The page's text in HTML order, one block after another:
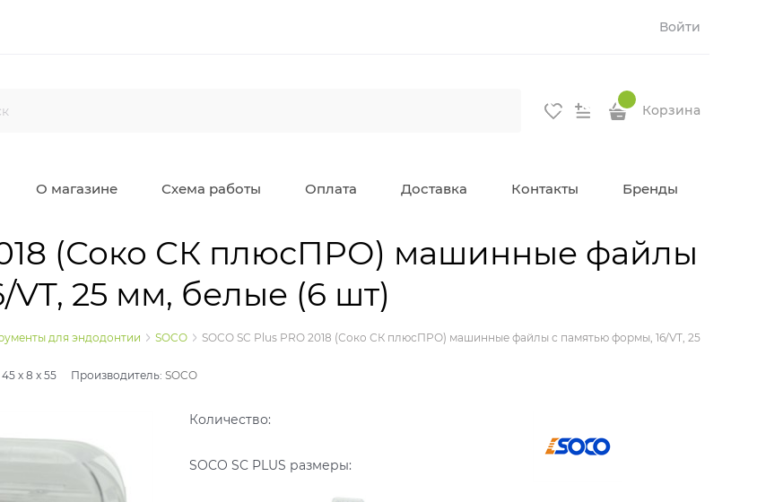
Войти
Корзина
О магазине Схема работы Оплата Доставка Контакты Бренды
(Соко СК плюсПРО) машинные файлы
25 мм, белые (6 шт)
для эндодонтии SOCO SOCO SC Plus PRO 2018 (Соко СК плюсПРО) машинные файлы с памятью формы, 16/VT, 25 мм, белые (6
45 x 8 x 55 Производитель: SOCO
Количество:
SOCO SC PLUS размеры: